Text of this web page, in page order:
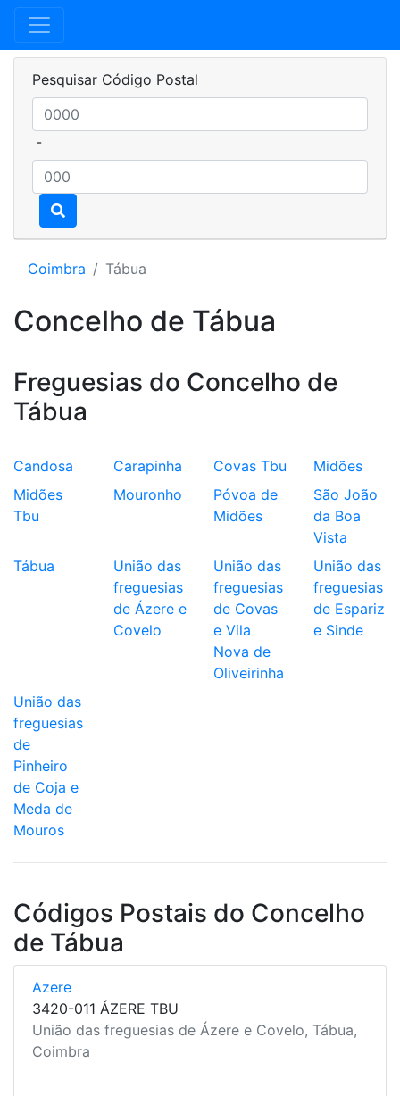
Pesquisar Código Postal
-
Coimbra Tábua
Concelho de Tábua
Freguesias do Concelho de
Tábua
Candosa Carapinha Covas Tbu
Midões
Midões
Tbu
Mouronho
Póvoa de
Midões
São João
da Boa
Vista
Tábua
União das
freguesias
de Ázere e
Covelo
União das
freguesias
de Covas
e Vila
Nova de
Oliveirinha
União das
freguesias
de Espariz
e Sinde
União das
freguesias
de
Pinheiro
de Coja e
Meda de
Mouros
Códigos Postais do Concelho
de Tábua
Azere
3420-011 ÁZERE TBU
União das freguesias de Ázere e Covelo, Tábua,
Coimbra